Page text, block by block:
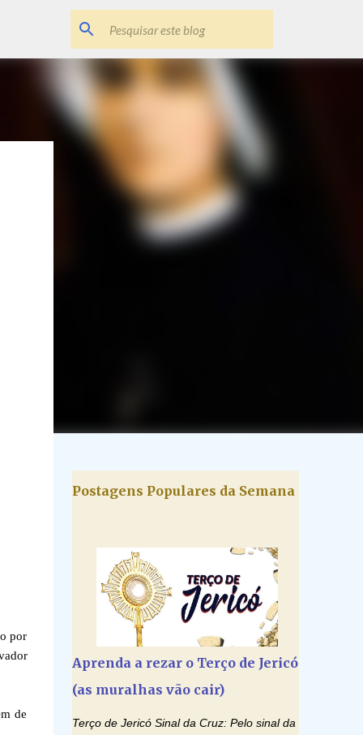
por
de
Postagens Populares da Semana
Aprenda a rezar o Terço de Jericó
(as muralhas vão cair)
Terço de Jericó Sinal da Cruz: Pelo sinal da